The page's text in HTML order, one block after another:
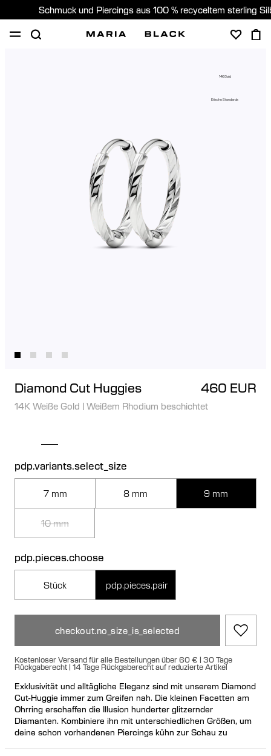
Schmuck und Piercings aus 100 % recyceltem sterling
14K Gold
Etische Standards
Diamond Cut Huggies 460 EUR
14K Weiße Gold | Weißem Rhodium beschichtet
pdp.variants.select_size
7 mm 8 mm 9 mm
10 mm
pdp.pieces.choose
Stück pdp.pieces.pair
checkout.no_size_is_selected
Kostenloser Versand für alle Bestellungen über 60 € | 30 Tage
Rückgaberecht | 14 Tage Rückgaberecht auf reduzierte Artikel
Exklusivität und alltägliche Eleganz sind mit unserem Diamond
Cut-Huggie immer zum Greifen nah. Die kleinen Facetten am
Ohrring erschaffen die Illusion hunderter glitzernder
Diamanten. Kombiniere ihn mit unterschiedlichen Größen, um
deine schon vorhandenen Piercings kühn zur Schau zu